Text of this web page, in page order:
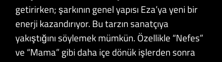
getirirken; şarkının genel yapısı Eza’ya yeni bir
enerji kazandırıyor. Bu tarzın sanatçıya
yakıştığını söylemek mümkün. Özellikle “Nefes”
ve “Mama” gibi daha içe dönük işlerden sonra